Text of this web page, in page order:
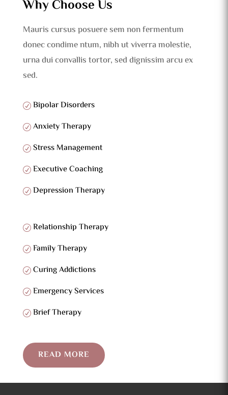
Sr. Psychologist
JANE MARSHALL
Sr. Psychologist
Why Choose Us
Mauris cursus posuere sem non fermentum
donec condime ntum, nibh ut viverra molestie,
urna dui convallis tortor, sed dignissim arcu ex
sed.
Bipolar Disorders
Anxiety Therapy
Stress Management
Executive Coaching
Depression Therapy
Relationship Therapy
Family Therapy
Curing Addictions
Emergency Services
Brief Therapy
READ MORE